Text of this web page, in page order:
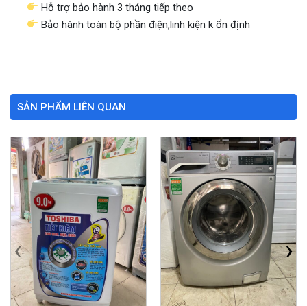
Hỗ trợ bảo hành 3 tháng tiếp theo
Bảo hành toàn bộ phần điện,linh kiện k ổn định
SẢN PHẨM LIÊN QUAN
‹ ›